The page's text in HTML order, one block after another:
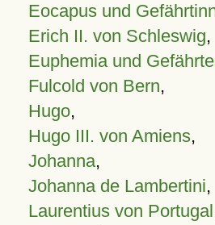
Eocapus und
Erich II. von Schleswig,
Euphemia und
Fulcold von Bern,
Hugo,
Hugo III. von Amiens,
Johanna,
Johanna de Lambertini,
Laurentius von Portugal